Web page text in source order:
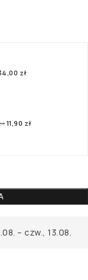
zł
11,90 zł
– czw., 13.08.